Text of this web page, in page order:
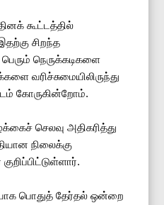
கூட்டத்தில்
சிறந்த
நெருக்கடிகளை
வரிச்சுமையிலிருந்து
கோருகின்றோம்.
செலவு அதிகரித்து
நிலைக்கு
பொதுத் தேர்தல் ஒன்றை